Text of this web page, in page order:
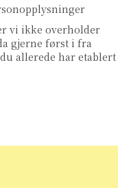
vi ikke overholder
gjerne først i fra
allerede har etablert